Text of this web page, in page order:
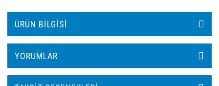
ÜRÜN BILGISI
YORUMLAR